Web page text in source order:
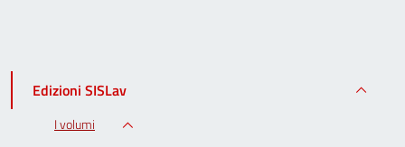
Edizioni SISLav
I volumi